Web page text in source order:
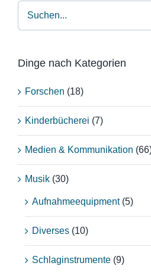
Dinge nach Kategorien
Forschen (18)
Kinderbücherei (7)
Medien & Kommunikation
Musik (30)
Aufnahmeequipment (5)
Diverses (10)
Schlaginstrumente (9)